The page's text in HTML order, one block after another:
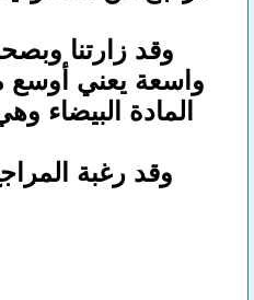
وقد زارتنا
واسعة يعني أوسع
المادة البيضاء
وقد رغبة